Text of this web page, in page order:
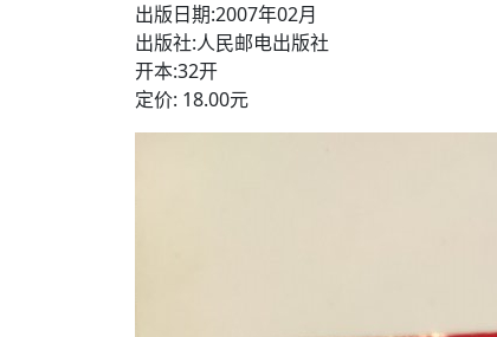
出版日期:2007年02月
出版社:人民邮电出版社
开本:32开
定价: 18.00元